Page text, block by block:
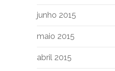
junho 2015
maio 2015
abril 2015